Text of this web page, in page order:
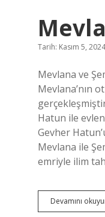
Tarih: Kasım 5, 2024
Mevlana ve
Mevlana’nın
Hatun ile
Gevher
Mevlana ile
emriyle ilim
Devamını